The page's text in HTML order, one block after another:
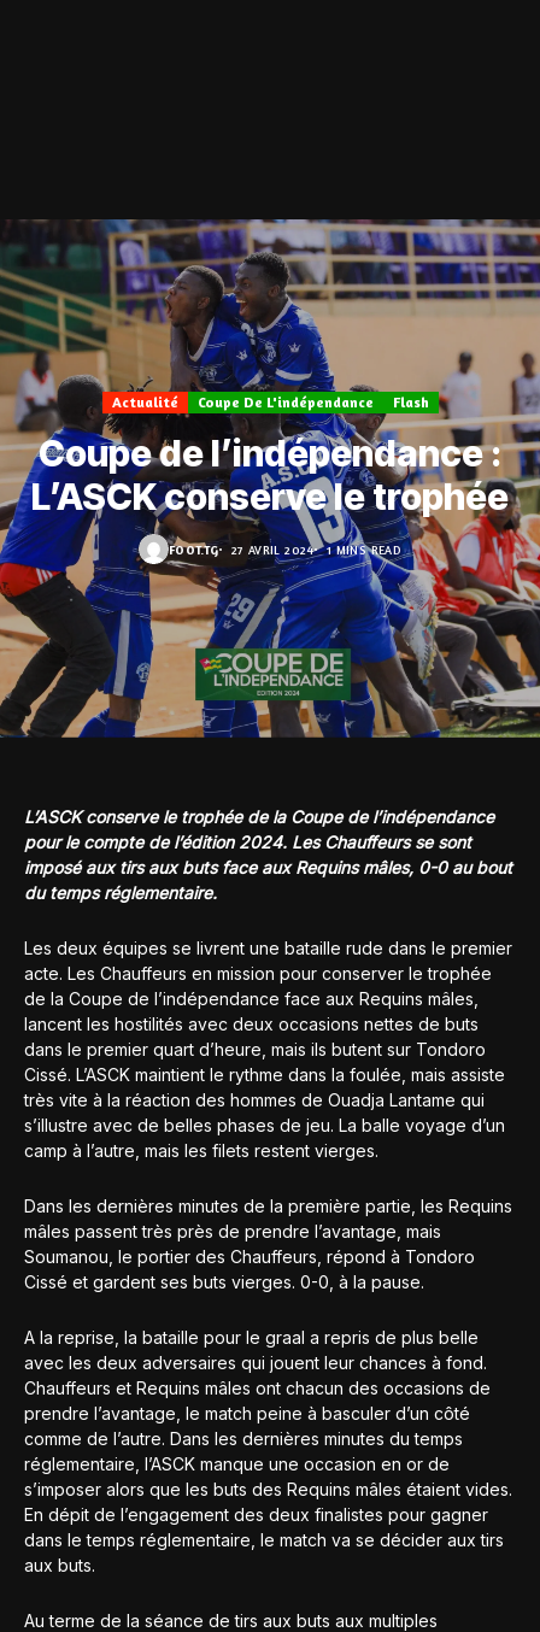
Actualité Coupe De L'indépendance Flash
Coupe de l’indépendance :
L’ASCK conserve le trophée
FOOT.TG 27 AVRIL 2024 1 MINS READ
L’ASCK conserve le trophée de la Coupe de l’indépendance
pour le compte de l’édition 2024. Les Chauffeurs se sont
imposé aux tirs aux buts face aux Requins mâles, 0-0 au bout
du temps réglementaire.
Les deux équipes se livrent une bataille rude dans le premier
acte. Les Chauffeurs en mission pour conserver le trophée
de la Coupe de l’indépendance face aux Requins mâles,
lancent les hostilités avec deux occasions nettes de buts
dans le premier quart d’heure, mais ils butent sur Tondoro
Cissé. L’ASCK maintient le rythme dans la foulée, mais assiste
très vite à la réaction des hommes de Ouadja Lantame qui
s’illustre avec de belles phases de jeu. La balle voyage d’un
camp à l’autre, mais les filets restent vierges.
Dans les dernières minutes de la première partie, les Requins
mâles passent très près de prendre l’avantage, mais
Soumanou, le portier des Chauffeurs, répond à Tondoro
Cissé et gardent ses buts vierges. 0-0, à la pause.
A la reprise, la bataille pour le graal a repris de plus belle
avec les deux adversaires qui jouent leur chances à fond.
Chauffeurs et Requins mâles ont chacun des occasions de
prendre l’avantage, le match peine à basculer d’un côté
comme de l’autre. Dans les dernières minutes du temps
réglementaire, l’ASCK manque une occasion en or de
s’imposer alors que les buts des Requins mâles étaient vides.
En dépit de l’engagement des deux finalistes pour gagner
dans le temps réglementaire, le match va se décider aux tirs
aux buts.
Au terme de la séance de tirs aux buts aux multiples